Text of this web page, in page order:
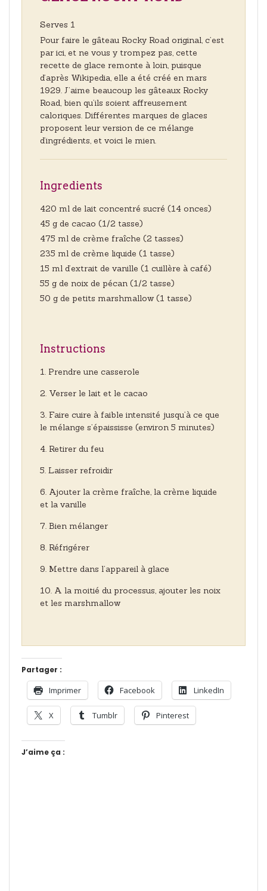
Serves 1
Pour faire le gâteau Rocky Road original, c’est
par ici, et ne vous y trompez pas, cette
recette de glace remonte à loin, puisque
d’après Wikipedia, elle a été créé en mars
1929. J’aime beaucoup les gâteaux Rocky
Road, bien qu’ils soient affreusement
caloriques. Différentes marques de glaces
proposent leur version de ce mélange
d’ingrédients, et voici le mien.
Ingredients
420 ml de lait concentré sucré (14 onces)
45 g de cacao (1/2 tasse)
475 ml de crème fraîche (2 tasses)
235 ml de crème liquide (1 tasse)
15 ml d’extrait de vanille (1 cuillère à café)
55 g de noix de pécan (1/2 tasse)
50 g de petits marshmallow (1 tasse)
Instructions
Prendre une casserole
Verser le lait et le cacao
Faire cuire à faible intensité jusqu’à ce que
le mélange s’épaississe (environ 5 minutes)
Retirer du feu
Laisser refroidir
Ajouter la crème fraîche, la crème liquide
et la vanille
Bien mélanger
Réfrigérer
Mettre dans l’appareil à glace
A la moitié du processus, ajouter les noix
et les marshmallow
Partager :
Imprimer Facebook LinkedIn
X Tumblr Pinterest
J’aime ça :